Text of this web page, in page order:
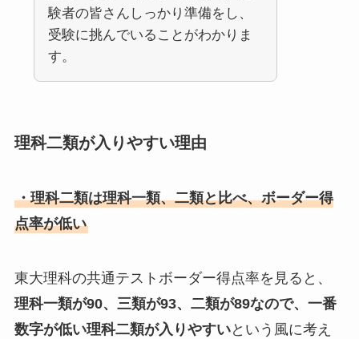
験者の皆さんしっかり準備をし、
受験に挑んでいることがわかりま
す。
理科二類が入りやすい理由
・理科二類は理科一類、二類と比べ、ボーダー得
点率が低い
東大理科の共通テストボーダー得点率を見ると、
理科一類が90、三類が93、二類が89なので、一番
数字が低い理科二類が入りやすいという風に考え